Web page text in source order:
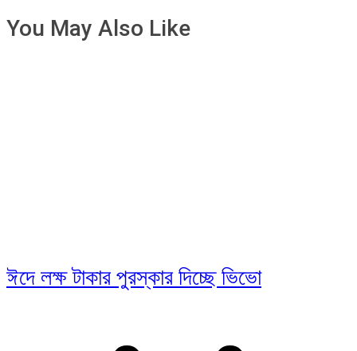
You May Also Like
ঈদে লক্ষ টাকার পুরস্কার দিচ্ছে ভিভো